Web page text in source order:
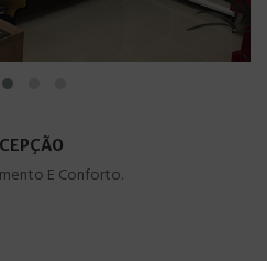
E Conforto.